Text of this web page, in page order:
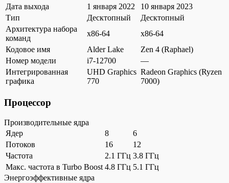
Дата выхода
1 января 2022
10 января 2023
Тип
Десктопный
Десктопный
Архитектура набора
команд
x86-64
x86-64
Кодовое имя
Alder Lake
Zen 4 (Raphael)
Номер модели
i7-12700
—
Интегрированная
графика
UHD Graphics
770
Radeon Graphics (Ryzen
7000)
Процессор
Производительные ядра
Ядер
8
6
Потоков
16
12
Частота
2.1 ГГц 3.8 ГГц
Макс. частота в Turbo Boost 4.8 ГГц 5.1 ГГц
Энергоэффективные ядра